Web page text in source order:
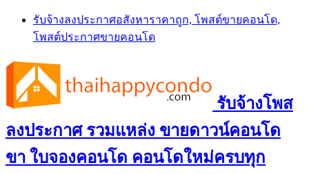
Skip
content
รับจ้างลงประกาศอสังหาราคาถูก, โพสต์ขายคอนโด,
โพสต์ประกาศขายคอนโด
รับจ้างโพส
ลงประกาศ รวมแหล่ง ขายดาวน์คอนโด
ขา ใบจองคอนโด คอนโดใหม่ครบทุก